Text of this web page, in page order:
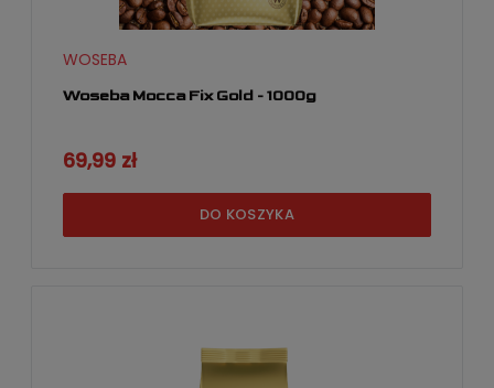
Woseba Mocca Fix Gold - 1000g
WOSEBA
69,99 zł
DO KOSZYKA